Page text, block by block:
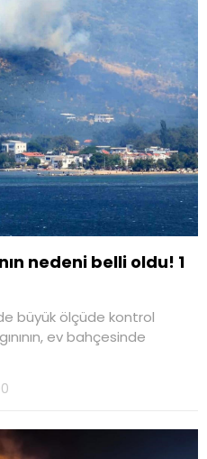
nedeni belli oldu! 1
büyük ölçüde kontrol
ev bahçesinde